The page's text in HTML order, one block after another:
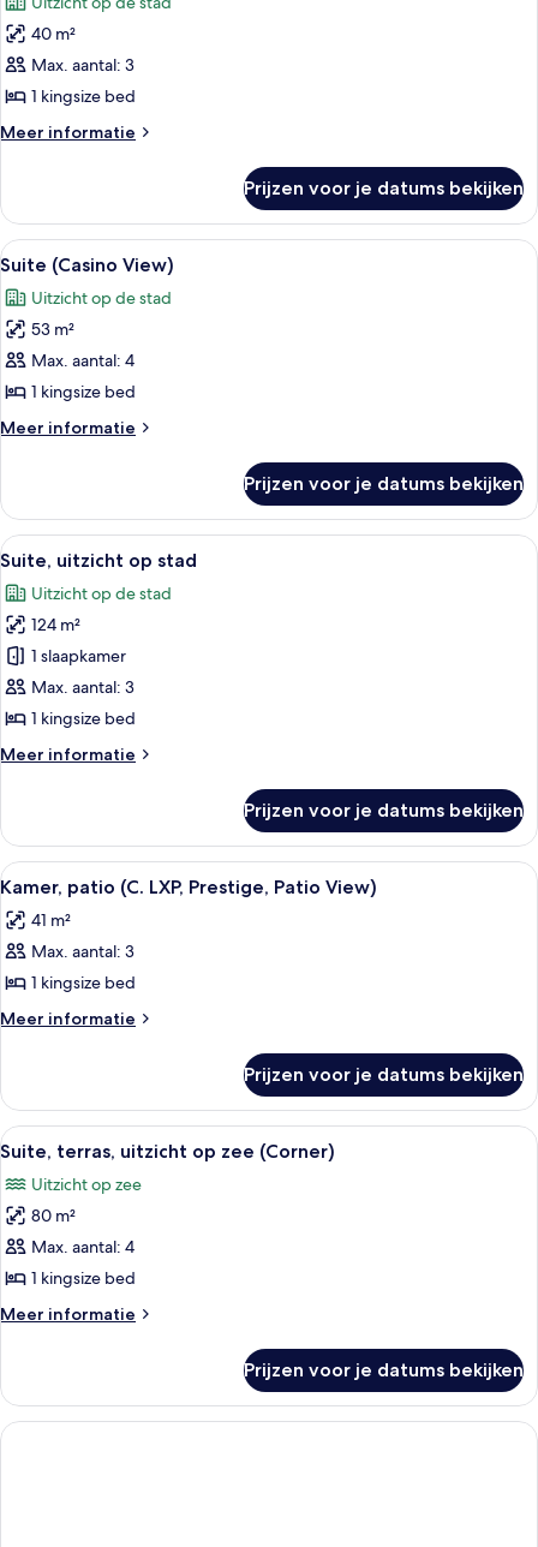
voor
Junior
suite
(Casino
View)
laden
40 m²
Max. aantal: 3
1 kingsize bed
Meer informatie
Meer
suite
(Casino
View)
Prijzen voor je datums bekijken
Alle
foto's
voor
Suite
(Casino
View)
laden
Een weelderige woonkamer met
4
Suite (Casino View)
Uitzicht op de stad
53 m²
Max. aantal: 4
1 kingsize bed
Meer informatie
Meer
(Casino
View)
Prijzen voor je datums bekijken
Alle
foto's
voor
Suite,
uitzicht
op
stad
Een moderne woonkamer met een
6
Suite, uitzicht op stad
Uitzicht op de stad
124 m²
1 slaapkamer
Max. aantal: 3
1 kingsize bed
Meer informatie
Meer
uitzicht
op
stad
Prijzen voor je datums bekijken
Alle
foto's
voor
Kamer,
patio
(C.
Patio
View)
laden
Een hotelkamer met een groot bed,
4
Kamer, patio (C. LXP, Prestige, Patio View)
41 m²
Max. aantal: 3
1 kingsize bed
Meer informatie
Meer
patio
(C.
LXP,
Patio
View)
Prijzen voor je datums bekijken
Alle
foto's
voor
Suite,
terras,
uitzicht
op
zee
laden
Een ruime woonkamer met een
5
Suite, terras, uitzicht op zee (Corner)
Uitzicht op zee
80 m²
Max. aantal: 4
1 kingsize bed
Meer informatie
Meer
terras,
uitzicht
op
Prijzen voor je datums bekijken